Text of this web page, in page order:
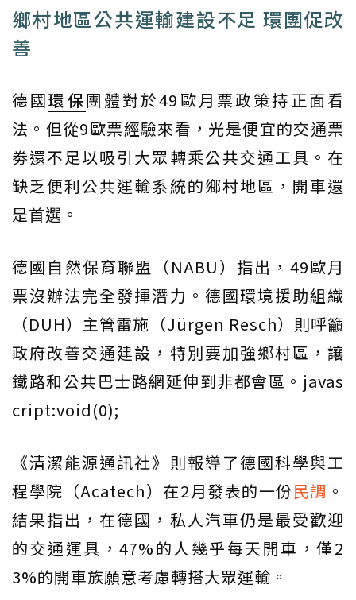
鄉村地區公共運輸建設不足 環團促改
善
德國環保團體對於49歐月票政策持正面看
法。但從9歐票經驗來看，光是便宜的交通票
劵還不足以吸引大眾轉乘公共交通工具。在
缺乏便利公共運輸系統的鄉村地區，開車還
是首選。
德國自然保育聯盟（NABU）指出，49歐月
票沒辦法完全發揮潛力。德國環境援助組織
（DUH）主管雷施（Jürgen Resch）則呼籲
政府改善交通建設，特別要加強鄉村區，讓
鐵路和公共巴士路網延伸到非都會區。javas
cript:void(0);
《清潔能源通訊社》則報導了德國科學與工
程學院（Acatech）在2月發表的一份民調 。
結果指出，在德國，私人汽車仍是最受歡迎
的交通運具，47%的人幾乎每天開車，僅2
3%的開車族願意考慮轉搭大眾運輸。